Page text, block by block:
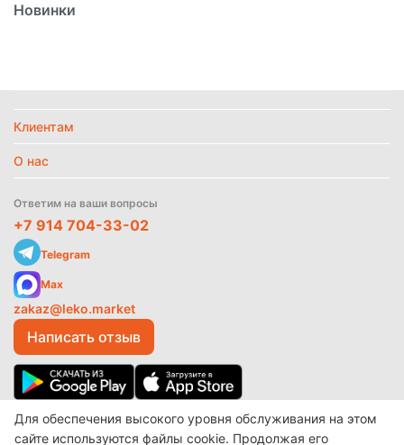
Новинки
Клиентам
О нас
Ответим на ваши вопросы
+7 914 704-33-02
Telegram
Max
zakaz@leko.market
Написать отзыв
© 2017-2026 ООО «Леко» Разработано в make shop
Для обеспечения высокого уровня обслуживания на этом
сайте используются файлы cookie. Продолжая его